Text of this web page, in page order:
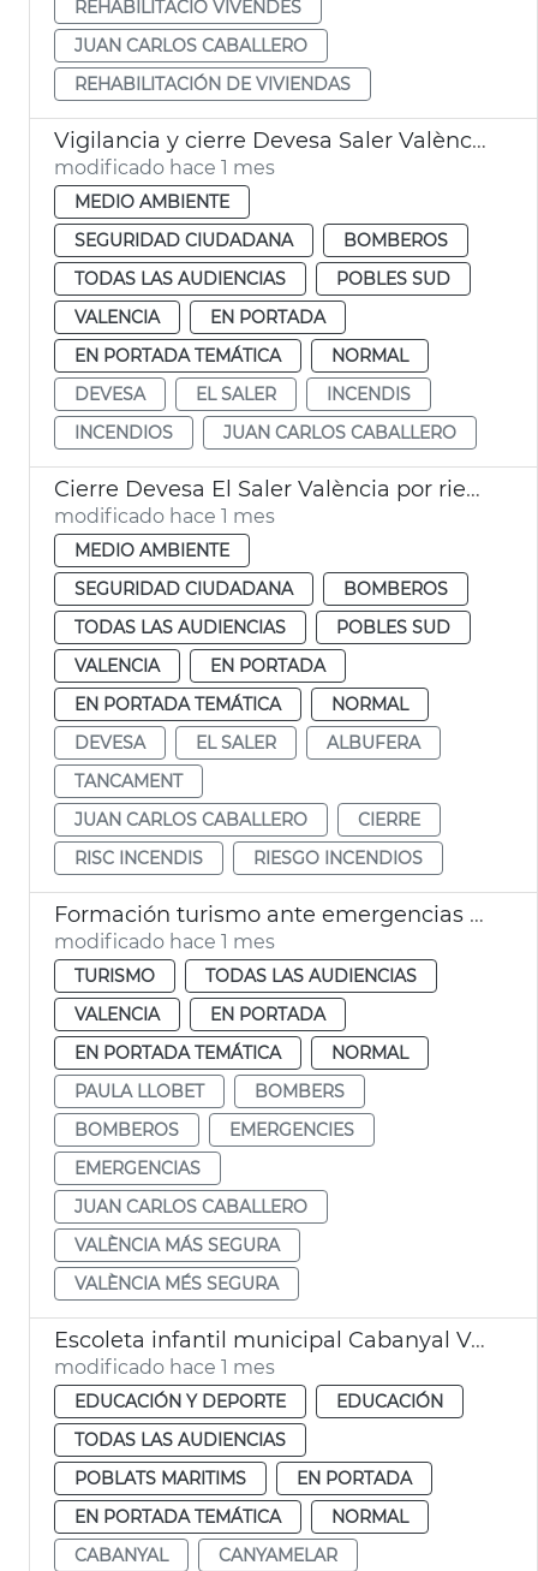
REHABILITACIÓ VIVENDES
JUAN CARLOS CABALLERO
REHABILITACIÓN DE VIVIENDAS
Vigilancia y cierre Devesa Saler València por calor
modificado hace 1 mes
MEDIO AMBIENTE
SEGURIDAD CIUDADANA
BOMBEROS
TODAS LAS AUDIENCIAS
POBLES SUD
VALENCIA
EN PORTADA
EN PORTADA TEMÁTICA
NORMAL
DEVESA
EL SALER
INCENDIS
INCENDIOS
JUAN CARLOS CABALLERO
Cierre Devesa El Saler València por riesgo incendios
modificado hace 1 mes
MEDIO AMBIENTE
SEGURIDAD CIUDADANA
BOMBEROS
TODAS LAS AUDIENCIAS
POBLES SUD
VALENCIA
EN PORTADA
EN PORTADA TEMÁTICA
NORMAL
DEVESA
EL SALER
ALBUFERA
TANCAMENT
JUAN CARLOS CABALLERO
CIERRE
RISC INCENDIS
RIESGO INCENDIOS
Formación turismo ante emergencias València más Segura
modificado hace 1 mes
TURISMO
TODAS LAS AUDIENCIAS
VALENCIA
EN PORTADA
EN PORTADA TEMÁTICA
NORMAL
PAULA LLOBET
BOMBERS
BOMBEROS
EMERGENCIES
EMERGENCIAS
JUAN CARLOS CABALLERO
VALÈNCIA MÁS SEGURA
VALÈNCIA MÉS SEGURA
Escoleta infantil municipal Cabanyal València
modificado hace 1 mes
EDUCACIÓN Y DEPORTE
EDUCACIÓN
TODAS LAS AUDIENCIAS
POBLATS MARITIMS
EN PORTADA
EN PORTADA TEMÁTICA
NORMAL
CABANYAL
CANYAMELAR